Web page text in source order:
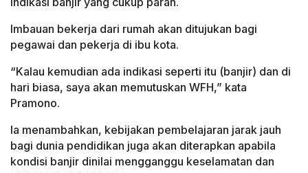
Imbauan bekerja dari rumah akan ditujukan bagi
pegawai dan pekerja di ibu kota.
“Kalau kemudian ada indikasi seperti itu (banjir) dan di
hari biasa, saya akan memutuskan WFH,” kata
Pramono.
Ia menambahkan, kebijakan pembelajaran jarak jauh
bagi dunia pendidikan juga akan diterapkan apabila
kondisi banjir dinilai mengganggu keselamatan dan